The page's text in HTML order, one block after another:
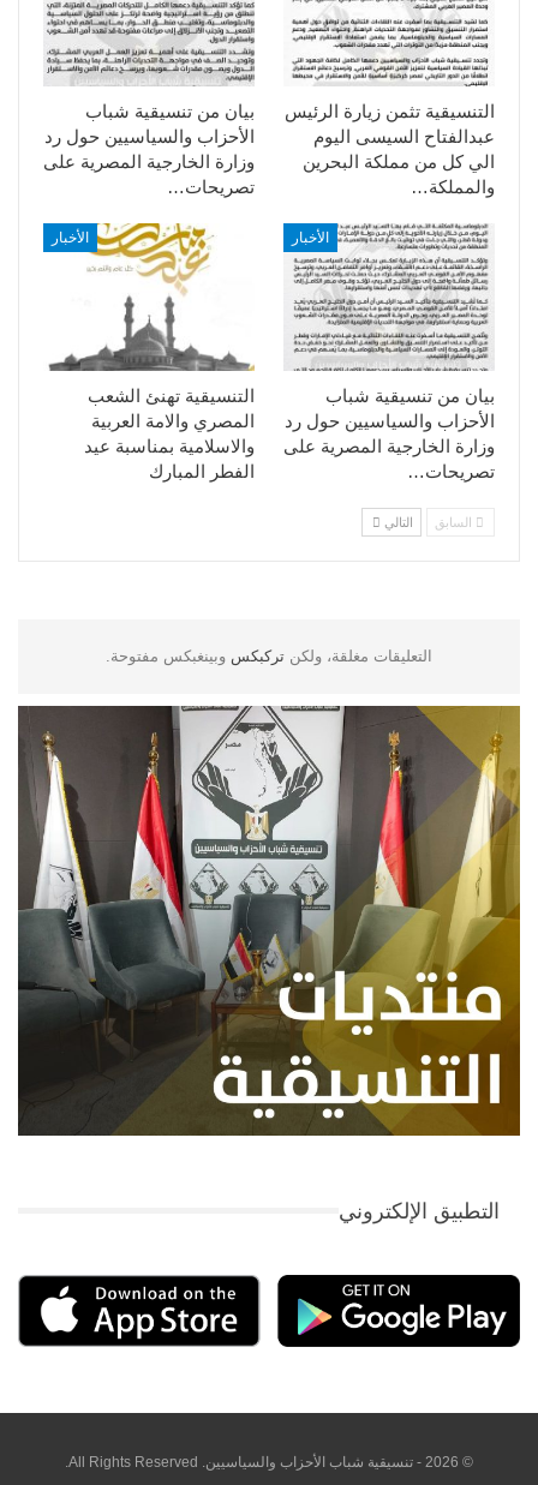
بيان من تنسيقية شباب
الأحزاب والسياسيين حول رد
وزارة الخارجية المصرية على
تصريحات…
التنسيقية تثمن زيارة الرئيس
عبدالفتاح السيسى اليوم
الي كل من مملكة البحرين
والمملكة…
الأخبار
التنسيقية تهنئ الشعب
المصري والامة العربية
والاسلامية بمناسبة عيد
الفطر المبارك
الأخبار
بيان من تنسيقية شباب
الأحزاب والسياسيين حول رد
وزارة الخارجية المصرية على
تصريحات…
السابق التالي
التعليقات مغلقة، ولكن تركبكس وبينغبكس مفتوحة.
التطبيق الإلكتروني
© 2026 - تنسيقية شباب الأحزاب والسياسيين. All Rights Reserved.